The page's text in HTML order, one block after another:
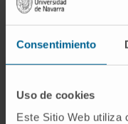
Consentimiento
Uso de cookies
Este Sitio Web utiliza
de muestras, sala
las empresas
Además, la Clínica
específica para
hospitalización